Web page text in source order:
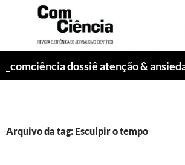
_comciência dossiê atenção &
Arquivo da tag: Esculpir o tempo